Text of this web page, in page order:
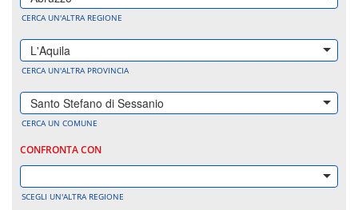
CERCA UN'ALTRA REGIONE
L'Aquila
CERCA UN'ALTRA PROVINCIA
Santo Stefano di Sessanio
CERCA UN COMUNE
CONFRONTA CON
SCEGLI UN'ALTRA REGIONE